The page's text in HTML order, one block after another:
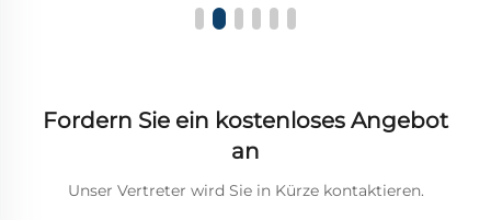
Fordern Sie ein kostenloses Angebot
an
Unser Vertreter wird Sie in Kürze kontaktieren.